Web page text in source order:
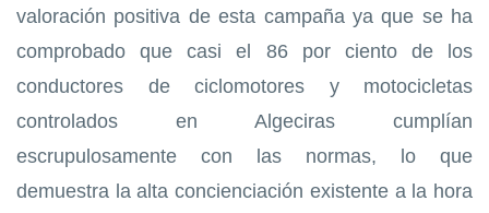
valoración positiva de esta campaña ya que se ha
comprobado que casi el 86 por ciento de los
conductores de ciclomotores y motocicletas
controlados en Algeciras cumplían
escrupulosamente con las normas, lo que
demuestra la alta concienciación existente a la hora